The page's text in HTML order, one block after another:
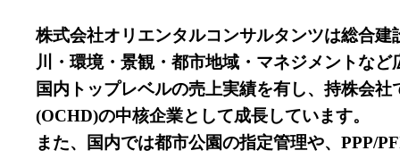
株式会社オリエンタルコンサルタンツは総合
川・環境・景観・都市地域・マネジメントな
国内トップレベルの売上実績を有し、持株会
(OCHD)の中核企業として成長しています。
また、国内では都市公園の指定管理や、PPP/